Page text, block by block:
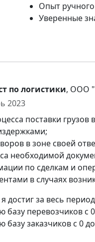
Опыт
Уверенные
по логистики, ООО
2023
поставки
в зоне своей
необходимой
по сделкам и
в случаях
достиг за весь
базу перевозчиков с
базу заказчиков с 0